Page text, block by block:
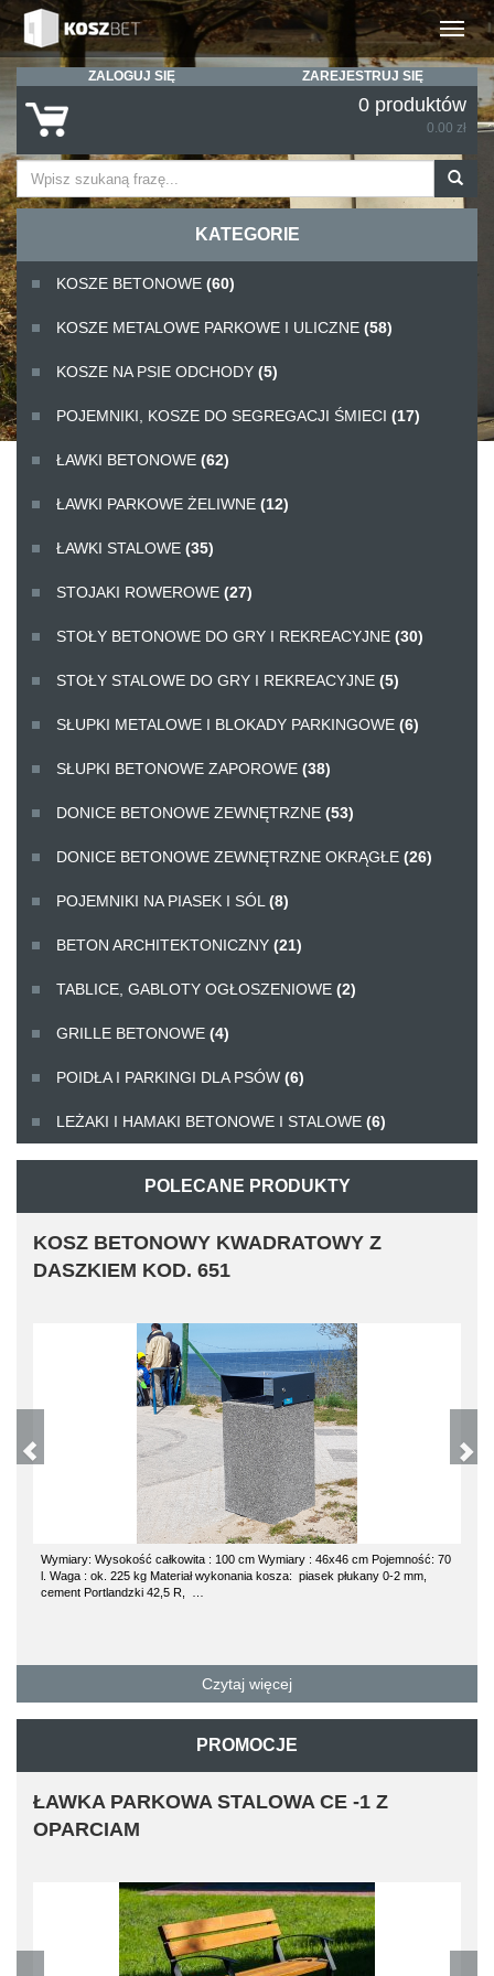
Rozwiń
ZALOGUJ SIĘ ZAREJESTRUJ SIĘ
0 produktów
0.00 zł
KATEGORIE
KOSZE BETONOWE (60)
KOSZE METALOWE PARKOWE I ULICZNE (58)
KOSZE NA PSIE ODCHODY (5)
POJEMNIKI, KOSZE DO SEGREGACJI ŚMIECI (17)
ŁAWKI BETONOWE (62)
ŁAWKI PARKOWE ŻELIWNE (12)
ŁAWKI STALOWE (35)
STOJAKI ROWEROWE (27)
STOŁY BETONOWE DO GRY I REKREACYJNE (30)
STOŁY STALOWE DO GRY I REKREACYJNE (5)
SŁUPKI METALOWE I BLOKADY PARKINGOWE (6)
SŁUPKI BETONOWE ZAPOROWE (38)
DONICE BETONOWE ZEWNĘTRZNE (53)
DONICE BETONOWE ZEWNĘTRZNE OKRĄGŁE (26)
POJEMNIKI NA PIASEK I SÓL (8)
BETON ARCHITEKTONICZNY (21)
TABLICE, GABLOTY OGŁOSZENIOWE (2)
GRILLE BETONOWE (4)
POIDŁA I PARKINGI DLA PSÓW (6)
LEŻAKI I HAMAKI BETONOWE I STALOWE (6)
POLECANE PRODUKTY
KOSZ BETONOWY KWADRATOWY Z
DASZKIEM KOD. 651
Wymiary: Wysokość całkowita : 100 cm Wymiary : 46x46 cm Pojemność: 70
l. Waga : ok. 225 kg Materiał wykonania kosza: piasek płukany 0-2 mm,
cement Portlandzki 42,5 R, …
Czytaj więcej
PROMOCJE
ŁAWKA PARKOWA STALOWA CE -1 Z
OPARCIAM